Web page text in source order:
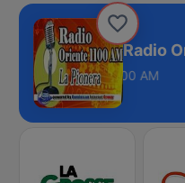
Radio
de Macorís - 1100 AM